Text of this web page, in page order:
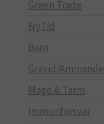
Green Trade
NyTid
Barn
Gravid/Ammande
Mage & Tarm
Immunförsvar